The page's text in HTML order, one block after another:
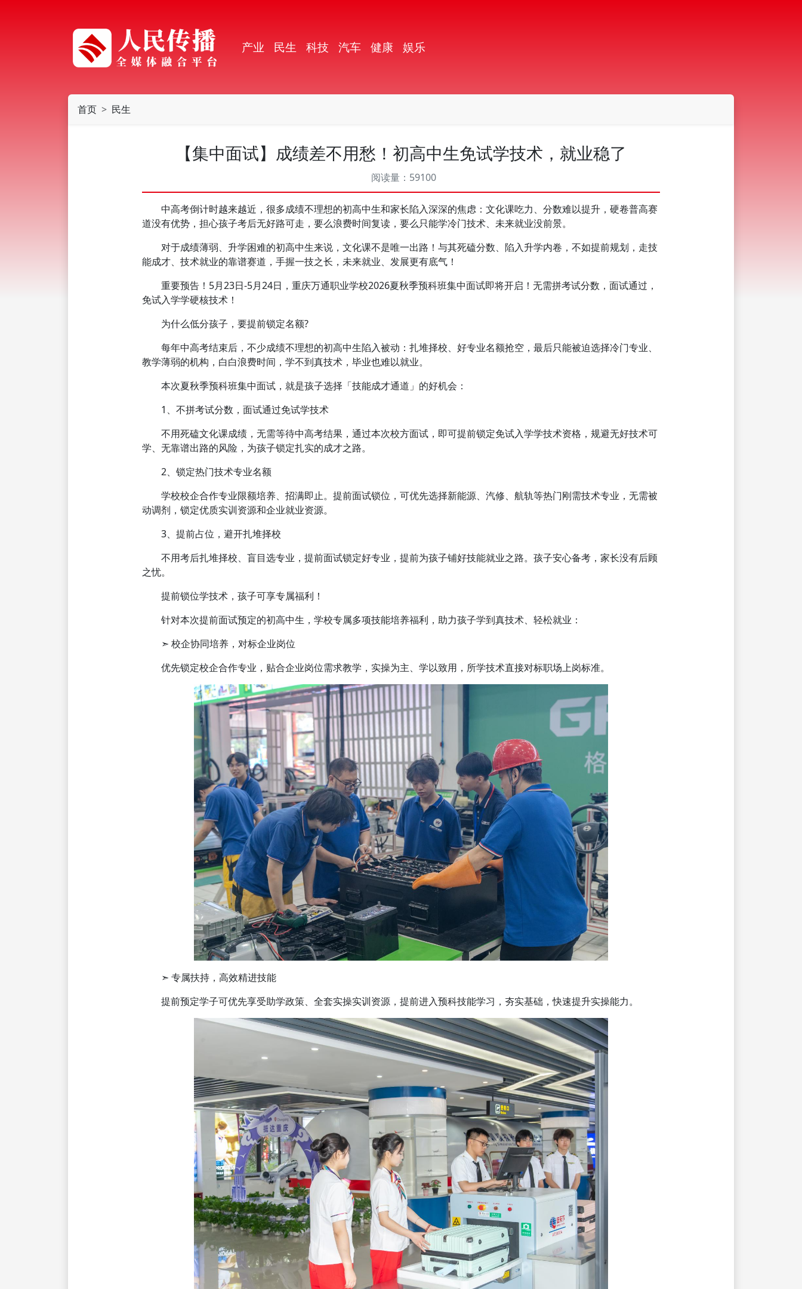
产业 民生 科技 汽车 健康 娱乐
首页 民生
【集中面试】成绩差不用愁！初高中生免试学技术，就业稳了
阅读量：59100
中高考倒计时越来越近，很多成绩不理想的初高中生和家长陷入深深的焦虑：文化课吃力、分数难以提升，硬卷普高赛
道没有优势，担心孩子考后无好路可走，要么浪费时间复读，要么只能学冷门技术、未来就业没前景。
对于成绩薄弱、升学困难的初高中生来说，文化课不是唯一出路！与其死磕分数、陷入升学内卷，不如提前规划，走技
能成才、技术就业的靠谱赛道，手握一技之长，未来就业、发展更有底气！
重要预告！5月23日-5月24日，重庆万通职业学校2026夏秋季预科班集中面试即将开启！无需拼考试分数，面试通过，
免试入学学硬核技术！
为什么低分孩子，要提前锁定名额?
每年中高考结束后，不少成绩不理想的初高中生陷入被动：扎堆择校、好专业名额抢空，最后只能被迫选择冷门专业、
教学薄弱的机构，白白浪费时间，学不到真技术，毕业也难以就业。
本次夏秋季预科班集中面试，就是孩子选择「技能成才通道」的好机会：
1、不拼考试分数，面试通过免试学技术
不用死磕文化课成绩，无需等待中高考结果，通过本次校方面试，即可提前锁定免试入学学技术资格，规避无好技术可
学、无靠谱出路的风险，为孩子锁定扎实的成才之路。
2、锁定热门技术专业名额
学校校企合作专业限额培养、招满即止。提前面试锁位，可优先选择新能源、汽修、航轨等热门刚需技术专业，无需被
动调剂，锁定优质实训资源和企业就业资源。
3、提前占位，避开扎堆择校
不用考后扎堆择校、盲目选专业，提前面试锁定好专业，提前为孩子铺好技能就业之路。孩子安心备考，家长没有后顾
之忧。
提前锁位学技术，孩子可享专属福利！
针对本次提前面试预定的初高中生，学校专属多项技能培养福利，助力孩子学到真技术、轻松就业：
➣ 校企协同培养，对标企业岗位
优先锁定校企合作专业，贴合企业岗位需求教学，实操为主、学以致用，所学技术直接对标职场上岗标准。
➣ 专属扶持，高效精进技能
提前预定学子可优先享受助学政策、全套实操实训资源，提前进入预科技能学习，夯实基础，快速提升实操能力。